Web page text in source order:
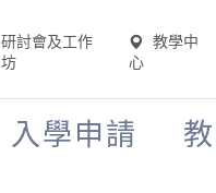
研討會及工作
坊
教學中
心
入學申請